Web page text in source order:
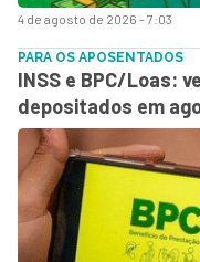
4 de agosto de 2026 - 7:03
PARA OS APOSENTADOS
INSS e BPC/Loas:
depositados em